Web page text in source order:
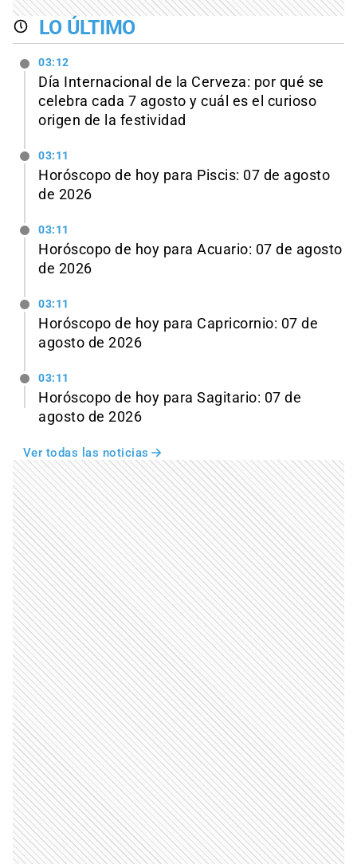
LO ÚLTIMO
03:12
Día Internacional de la Cerveza: por qué se
celebra cada 7 agosto y cuál es el curioso
origen de la festividad
03:11
Horóscopo de hoy para Piscis: 07 de agosto
de 2026
03:11
Horóscopo de hoy para Acuario: 07 de agosto
de 2026
03:11
Horóscopo de hoy para Capricornio: 07 de
agosto de 2026
03:11
Horóscopo de hoy para Sagitario: 07 de
agosto de 2026
Ver todas las noticias